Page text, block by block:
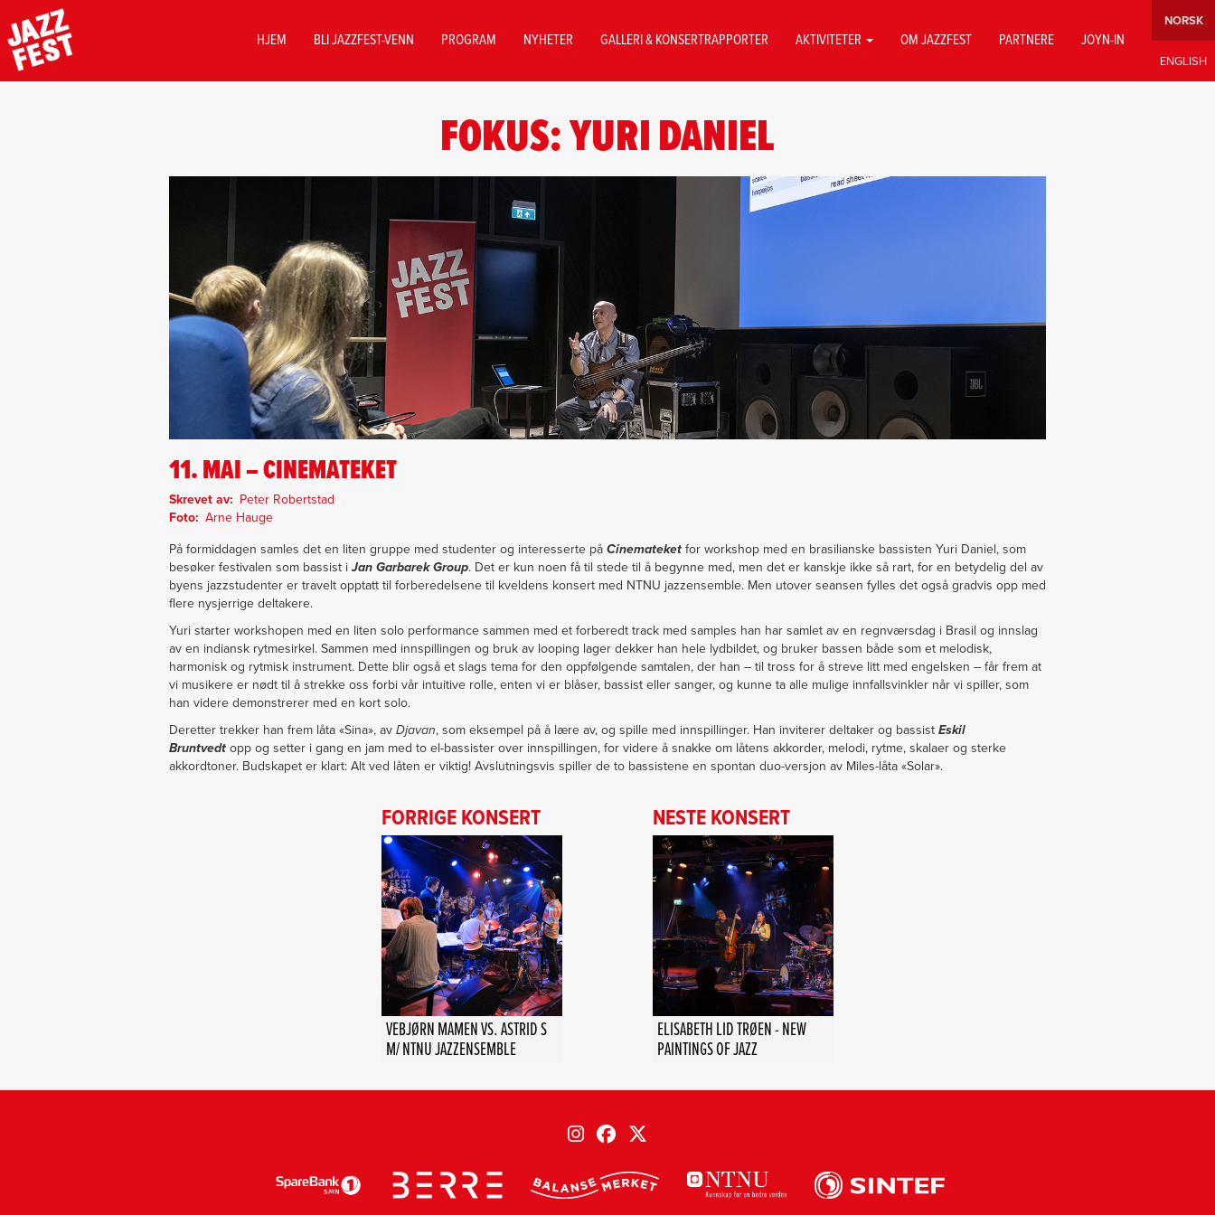
HJEM BLI JAZZFEST-VENN PROGRAM NYHETER GALLERI & KONSERTRAPPORTER AKTIVITETER OM JAZZFEST PARTNERE JOYN-IN
FOKUS: YURI DANIEL
11. MAI – CINEMATEKET
Skrevet av
Peter Robertstad
Foto
Arne Hauge
På formiddagen samles det en liten gruppe med studenter og interesserte på Cinemateket for workshop med en brasilianske bassisten Yuri Daniel, som
besøker festivalen som bassist iJan Garbarek Group. Det er kun noen få til stede til å begynne med, men det er kanskje ikke så rart, for en betydelig del av
byens jazzstudenter er travelt opptatt til forberedelsene til kveldens konsert med NTNU jazzensemble. Men utover seansen fylles det også gradvis opp med
flere nysjerrige deltakere.
Yuri starter workshopen med en liten solo performance sammen med et forberedt track med samples han har samlet av en regnværsdag i Brasil og innslag
av en indiansk rytmesirkel. Sammen med innspillingen og bruk av looping lager dekker han hele lydbildet, og bruker bassen både som et melodisk,
harmonisk og rytmisk instrument. Dette blir også et slags tema for den oppfølgende samtalen, der han – til tross for å streve litt med engelsken – får frem at
vi musikere er nødt til å strekke oss forbi vår intuitive rolle, enten vi er blåser, bassist eller sanger, og kunne ta alle mulige innfallsvinkler når vi spiller, som
han videre demonstrerer med en kort solo.
Deretter trekker han frem låta «Sina», av Djavan, som eksempel på å lære av, og spille med innspillinger. Han inviterer deltaker og bassist Eskil
Bruntvedt opp og setter i gang en jam med to el-bassister over innspillingen, for videre å snakke om låtens akkorder, melodi, rytme, skalaer og sterke
akkordtoner. Budskapet er klart: Alt ved låten er viktig! Avslutningsvis spiller de to bassistene en spontan duo-versjon av Miles-låta «Solar».
FORRIGE KONSERT
VEBJØRN MAMEN VS. ASTRID S
M/ NTNU JAZZENSEMBLE
NESTE KONSERT
ELISABETH LID TRØEN - NEW
PAINTINGS OF JAZZ